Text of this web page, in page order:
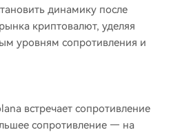
динамику после
криптовалют, уделяя
уровням сопротивления и
встречает сопротивление
сопротивление — на